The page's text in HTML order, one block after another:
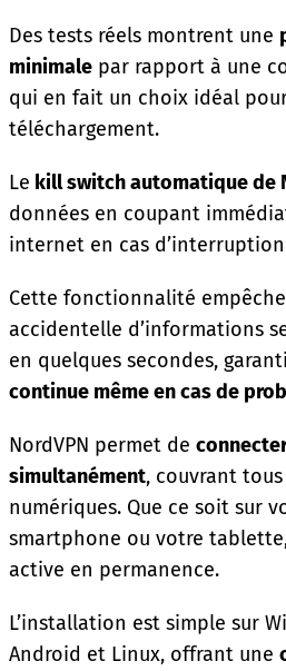
Des tests réels montrent une
minimale par rapport à une
qui en fait un choix idéal
téléchargement.
Le kill switch automatique de
données en coupant
internet en cas
Cette fonctionnalité
accidentelle d’informations
en quelques secondes,
continue même en cas de
NordVPN permet de
simultanément, couvrant
numériques. Que ce soit sur
smartphone ou votre
active en permanence.
L’installation est simple sur
Android et Linux, offrant une